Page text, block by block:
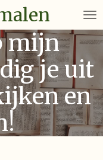
mijn
je uit
en